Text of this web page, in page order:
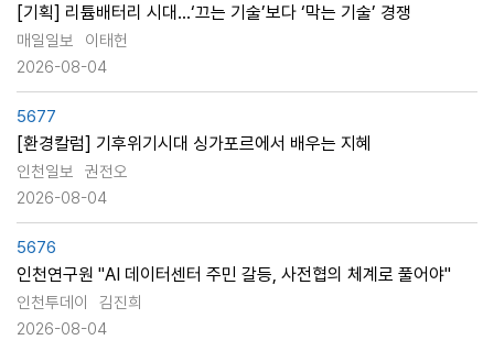
[기획] 리튬배터리 시대…‘끄는 기술’보다 ‘막는 기술’ 경쟁
매일일보
이태헌
2026-08-04
5677
[환경칼럼] 기후위기시대 싱가포르에서 배우는 지혜
인천일보
권전오
2026-08-04
5676
인천연구원 "AI 데이터센터 주민 갈등, 사전협의 체계로 풀어야"
인천투데이
김진희
2026-08-04